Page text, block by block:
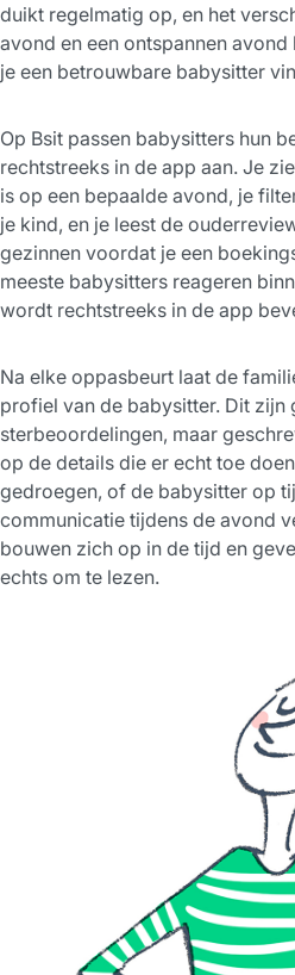
duikt regelmatig op, en het
avond en een ontspannen
je een betrouwbare babysitter
Op Bsit passen babysitters hun
rechtstreeks in de app aan. Je
is op een bepaalde avond, je
je kind, en je leest de
gezinnen voordat je een
meeste babysitters reageren
wordt rechtstreeks in de app
Na elke oppasbeurt laat de
profiel van de babysitter. Dit zijn
sterbeoordelingen, maar
op de details die er echt toe
gedroegen, of de babysitter op
communicatie tijdens de avond
bouwen zich op in de tijd en
echts om te lezen.